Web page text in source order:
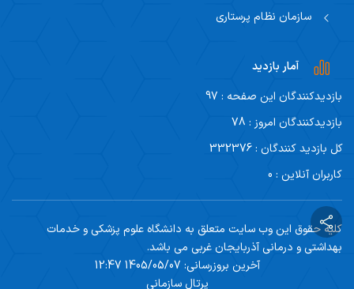
سازمان نظام پرستاری
آمار بازدید
بازدیدکنندگان این صفحه : 97
بازدیدکنندگان امروز : 78
کل بازدید کنندگان : 332376
کاربران آنلاین : 0
کلیه حقوق این وب سایت متعلق به دانشگاه علوم پزشکی و خدمات
بهداشتی و درمانی آذربایجان غربی می باشد.
آخرین بروزرسانی: 1405/05/07 12:47
پرتال سازمانی